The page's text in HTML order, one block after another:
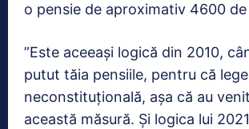
o pensie de aproximativ 4600 de
”Este aceeași logică din 2010,
putut tăia pensiile, pentru că
neconstituțională, așa că au
această măsură. Și logica lui